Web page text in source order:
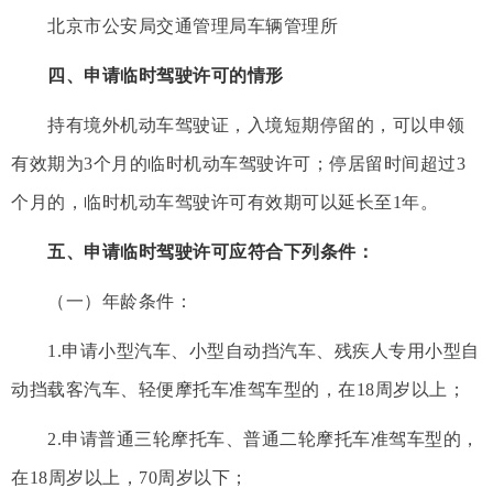
北京市公安局交通管理局车辆管理所
四、申请临时驾驶许可的情形
持有境外机动车驾驶证，入境短期停留的，可以申领
有效期为3个月的临时机动车驾驶许可；停居留时间超过3
个月的，临时机动车驾驶许可有效期可以延长至1年。
五、申请临时驾驶许可应符合下列条件：
（一）年龄条件：
1.申请小型汽车、小型自动挡汽车、残疾人专用小型自
动挡载客汽车、轻便摩托车准驾车型的，在18周岁以上；
2.申请普通三轮摩托车、普通二轮摩托车准驾车型的，
在18周岁以上，70周岁以下；